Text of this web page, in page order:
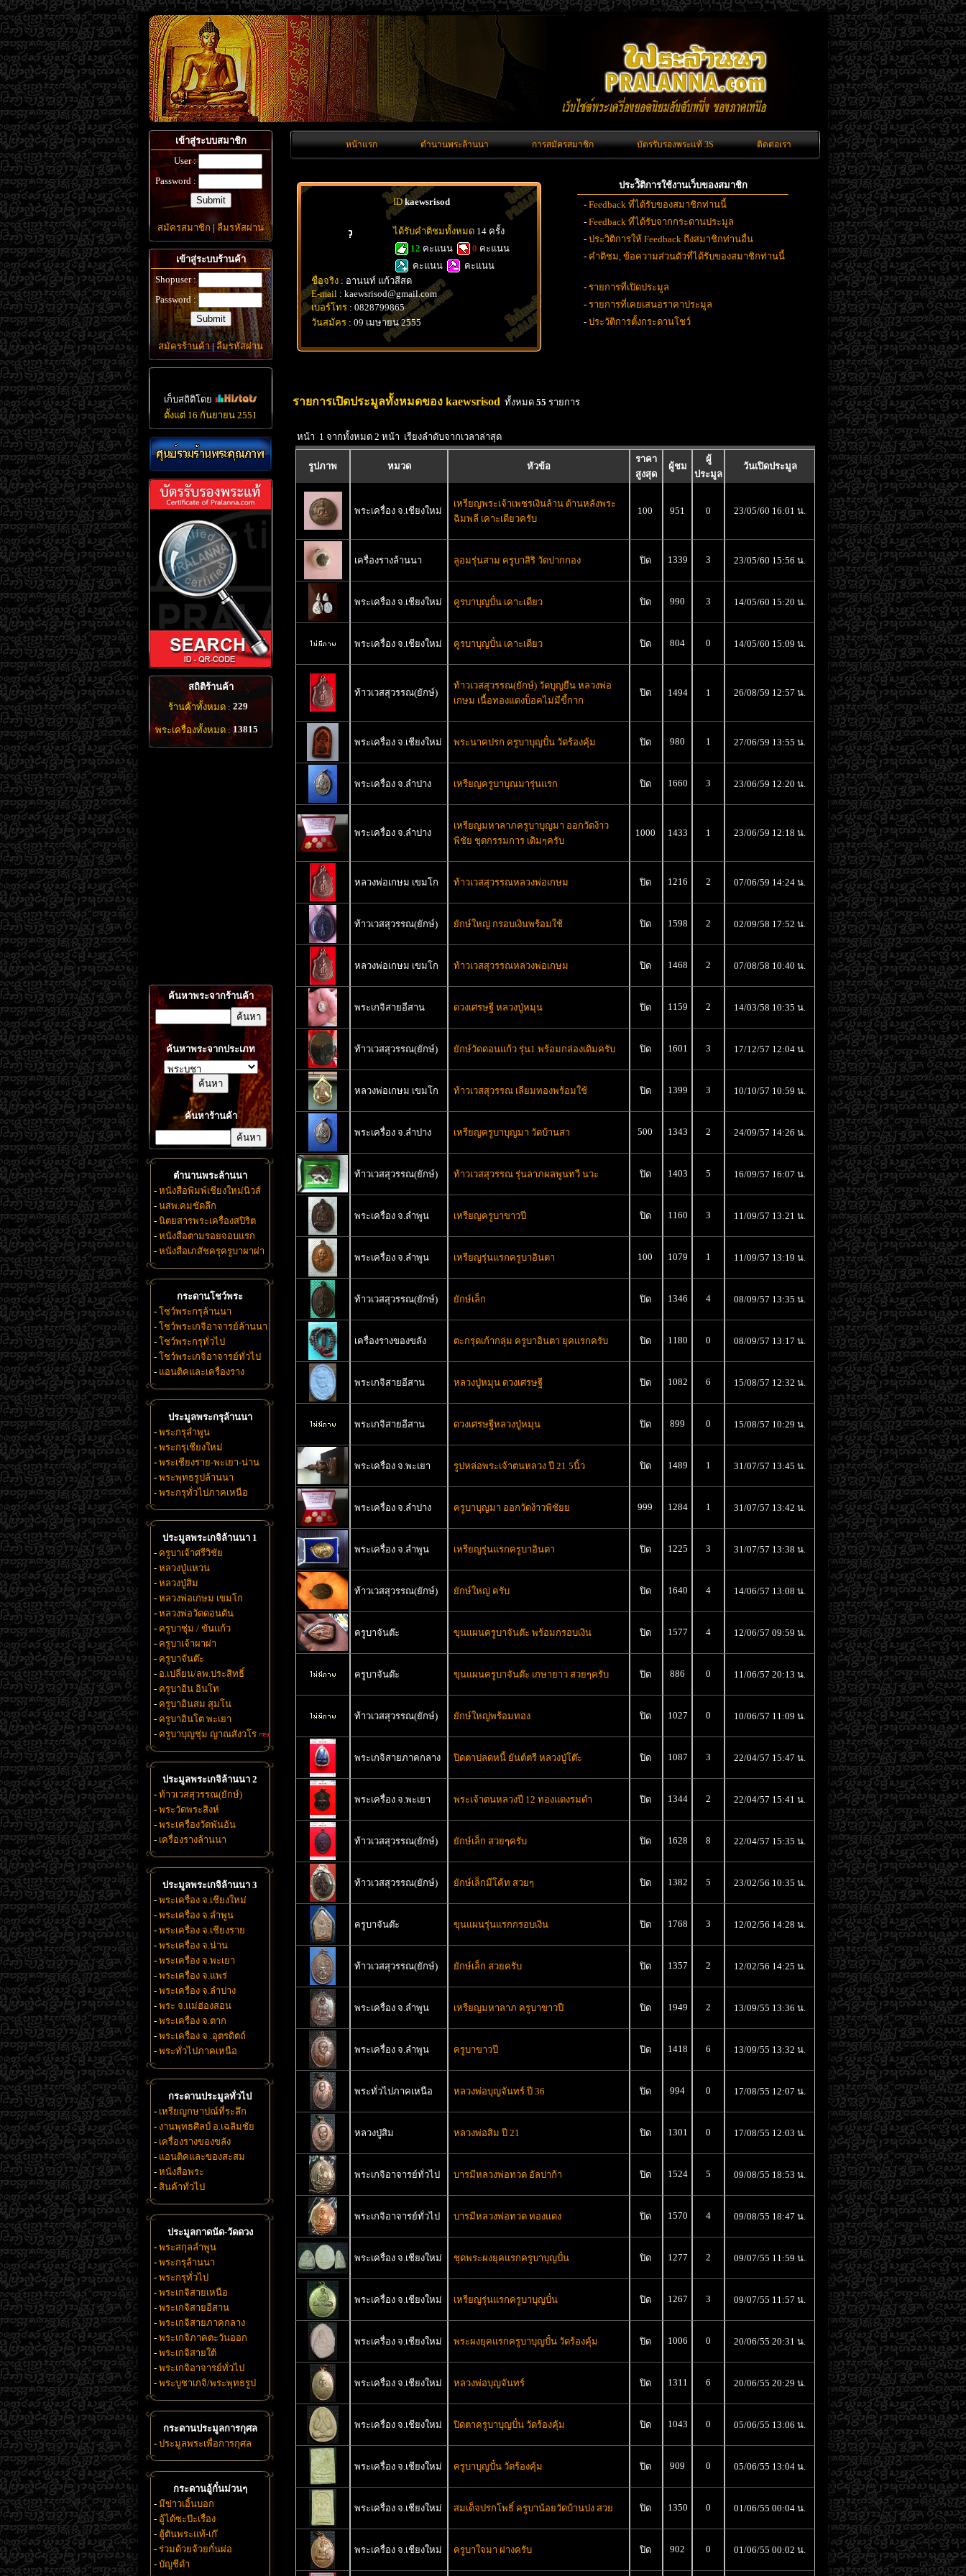
เข้าสู่ระบบสมาชิก
User :
Password :
สมัครสมาชิก|ลืมรหัสผ่าน
เข้าสู่ระบบร้านค้า
Shopuser :
Password :
สมัครร้านค้า|ลืมรหัสผ่าน
เก็บสถิติโดย
ตั้งแต่ 16 กันยายน 2551
สถิติร้านค้า
ร้านค้าทั้งหมด : 229
พระเครื่องทั้งหมด : 13815
ค้นหาพระจากร้านค้า
ค้นหาพระจากประเภท
ค้นหาร้านค้า
ตำนานพระล้านนา
- หนังสือพิมพ์เชียงใหม่นิวส์
- นสพ.คมชัดลึก
- นิตยสารพระเครื่องสปิริต
- หนังสือตามรอยจอบแรก
- หนังสือเภสัชครุครูบาผาผ่า
กระดานโชว์พระ
- โชว์พระกรุล้านนา
- โชว์พระเกจิอาจารย์ล้านนา
- โชว์พระกรุทั่วไป
- โชว์พระเกจิอาจารย์ทั่วไป
- แอนติคและเครื่องราง
ประมูลพระกรุล้านนา
- พระกรุลำพูน
- พระกรุเชียงใหม่
- พระเชียงราย-พะเยา-น่าน
- พระพุทธรูปล้านนา
- พระกรุทั่วไปภาคเหนือ
ประมูลพระเกจิล้านนา 1
- ครูบาเจ้าศรีวิชัย
- หลวงปู่แหวน
- หลวงปู่สิม
- หลวงพ่อเกษม เขมโก
- หลวงพ่อวัดดอนตัน
- ครูบาชุ่ม / ขันแก้ว
- ครูบาเจ้าผาผ่า
- ครูบาจันต๊ะ
- อ.เปลี่ยน/ลพ.ประสิทธิ์
- ครูบาอิน อินโท
- ครูบาอินสม สุมโน
- ครูบาอินโต พะเยา
- ครูบาบุญชุ่ม ญาณสังวโร
ประมูลพระเกจิล้านนา 2
- ท้าวเวสสุวรรณ(ยักษ์)
- พระวัดพระสิงห์
- พระเครื่องวัดพันอ้น
- เครื่องรางล้านนา
ประมูลพระเกจิล้านนา 3
- พระเครื่อง จ.เชียงใหม่
- พระเครื่อง จ.ลำพูน
- พระเครื่อง จ.เชียงราย
- พระเครื่อง จ.น่าน
- พระเครื่อง จ.พะเยา
- พระเครื่อง จ.แพร่
- พระเครื่อง จ.ลำปาง
- พระ จ.แม่ฮ่องสอน
- พระเครื่อง จ.ตาก
- พระเครื่อง จ .อุตรดิตถ์
- พระทั่วไปภาคเหนือ
กระดานประมูลทั่วไป
- เหรียญกษาปณ์ที่ระลึก
- งานพุทธศิลป์ อ.เฉลิมชัย
- เครื่องรางของขลัง
- แอนติคและของสะสม
- หนังสือพระ
- สินค้าทั่วไป
ประมูลกาดนัด-วัดดวง
- พระสกุลลำพูน
- พระกรุล้านนา
- พระกรุทั่วไป
- พระเกจิสายเหนือ
- พระเกจิสายอีสาน
- พระเกจิสายภาคกลาง
- พระเกจิภาคตะวันออก
- พระเกจิสายใต้
- พระเกจิอาจารย์ทั่วไป
- พระบูชาเกจิ/พระพุทธรูป
กระดานประมูลการกุศล
- ประมูลพระเพื่อการกุศล
กระดานอู้กั๋นม่วนๆ
- มีข่าวเอิ้นบอก
- อู้ได้ซะป๊ะเรื่อง
- ฮู้ตันพระแท้-เก๊
- ร่วมด้วยจ้วยกั๋นผ่อ
- บัญชีดำ
หน้าแรก ตำนานพระล้านนา การสมัครสมาชิก บัตรรับรองพระแท้ 3S ติดต่อเรา
ID kaewsrisod
ได้รับคำติชมทั้งหมด 14 ครั้ง
12 คะแนน 0 คะแนน
คะแนน
คะแนน
ชื่อจริง : อานนท์ แก้วสีสด
E-mail : kaewsrisod@gmail.com
เบอร์โทร : 0828799865
วันสมัคร : 09 เมษายน 2555
ประวัิติการใช้งานเว็บของสมาชิก
- Feedback ที่ได้รับของสมาชิกท่านนี้
- Feedback ที่ได้รับจากกระดานประมูล
- ประวิติการให้ Feedback ถึงสมาชิกท่านอื่น
- คำติชม, ข้อความส่วนตัวที่ได้รับของสมาชิกท่านนี้
- รายการที่เปิดประมูล
- รายการที่เคยเสนอราคาประมูล
- ประวัติการตั้งกระดานโชว์
รายการเปิดประมูลทั้งหมดของ kaewsrisod ทั้งหมด 55 รายการ
หน้า 1 จากทั้งหมด 2 หน้า เรียงลำดับจากเวลาล่าสุด
รูปภาพ หมวด หัวข้อ
ราคา
สูงสุด
ผู้ชม
ผู้
ประมูล
วันเปิดประมูล
พระเครื่อง จ.เชียงใหม่
เหรียญพระเจ้าเพชรเงินล้าน ด้านหลังพระ
ฉิมพลี เคาะเดียวครับ
100 951 0 23/05/60 16:01 น.
เครื่องรางล้านนา ลูอมรุ่นสาม ครูบาสิริ วัดปากกอง ปิด 1339 3 23/05/60 15:56 น.
พระเครื่อง จ.เชียงใหม่ คูรบาบุญปั๋น เคาะเดียว ปิด 990 3 14/05/60 15:20 น.
พระเครื่อง จ.เชียงใหม่ คูรบาบุญปั๋น เคาะเดียว ปิด 804 0 14/05/60 15:09 น.
ท้าวเวสสุวรรณ(ยักษ์)
ท้าวเวสสุวรรณ(ยักษ์) วัดบุญยืน หลวงพ่อ
เกษม เนื้อทองแดงบ็อคไม่มีขี้กาก
ปิด 1494 1 26/08/59 12:57 น.
พระเครื่อง จ.เชียงใหม่ พระนาคปรก ครูบาบุญปั๋น วัดร้องคุ้ม ปิด 980 1 27/06/59 13:55 น.
พระเครื่อง จ.ลำปาง เหรียญครูบาบุณมารุ่นแรก ปิด 1660 3 23/06/59 12:20 น.
พระเครื่อง จ.ลำปาง
เหรียญมหาลาภครูบาบุญมา ออกวัดง้าว
พิชัย ชุดกรรมการ เดิมๆครับ
1000 1433 1 23/06/59 12:18 น.
หลวงพ่อเกษม เขมโก ท้าวเวสสุวรรณหลวงพ่อเกษม ปิด 1216 2 07/06/59 14:24 น.
ท้าวเวสสุวรรณ(ยักษ์) ยักษ์ใหญ่ กรอบเงินพร้อมใช้ ปิด 1598 2 02/09/58 17:52 น.
หลวงพ่อเกษม เขมโก ท้าวเวสสุวรรณหลวงพ่อเกษม ปิด 1468 2 07/08/58 10:40 น.
พระเกจิสายอีสาน ดวงเศรษฐี หลวงปู่หมุน ปิด 1159 2 14/03/58 10:35 น.
ท้าวเวสสุวรรณ(ยักษ์) ยักษ์วัดดอนแก้ว รุ่น1 พร้อมกล่องเดิมครับ ปิด 1601 3 17/12/57 12:04 น.
หลวงพ่อเกษม เขมโก ท้าวเวสสุวรรณ เลียมทองพร้อมใช้ ปิด 1399 3 10/10/57 10:59 น.
พระเครื่อง จ.ลำปาง เหรียญครูบาบุญมา วัดบ้านสา 500 1343 2 24/09/57 14:26 น.
ท้าวเวสสุวรรณ(ยักษ์) ท้าวเวสสุวรรณ รุ่นลาภผลพูนทวี นวะ ปิด 1403 5 16/09/57 16:07 น.
พระเครื่อง จ.ลำพูน เหรียญครูบาขาวปี ปิด 1160 3 11/09/57 13:21 น.
พระเครื่อง จ.ลำพูน เหรียญรุ่นแรกครูบาอินตา 100 1079 1 11/09/57 13:19 น.
ท้าวเวสสุวรรณ(ยักษ์) ยักษ์เล็ก ปิด 1346 4 08/09/57 13:35 น.
เครื่องรางของขลัง ตะกรุดเก้ากลุ่ม ครูบาอินตา ยุคแรกครับ ปิด 1180 0 08/09/57 13:17 น.
พระเกจิสายอีสาน หลวงปู่หมุน ดวงเศรษฐี ปิด 1082 6 15/08/57 12:32 น.
พระเกจิสายอีสาน ดวงเศรษฐีหลวงปู่หมุน ปิด 899 0 15/08/57 10:29 น.
พระเครื่อง จ.พะเยา รูปหล่อพระเจ้าตนหลวง ปี 21 5นิ้ว ปิด 1489 1 31/07/57 13:45 น.
พระเครื่อง จ.ลำปาง ครูบาบุญมา ออกวัดง้าวพิชัยย 999 1284 1 31/07/57 13:42 น.
พระเครื่อง จ.ลำพูน เหรียญรุ่นแรกครูบาอินตา ปิด 1225 3 31/07/57 13:38 น.
ท้าวเวสสุวรรณ(ยักษ์) ยักษ์ใหญ่ ครับ ปิด 1640 4 14/06/57 13:08 น.
ครูบาจันต๊ะ ขุนแผนครูบาจันต๊ะ พร้อมกรอบเงิน ปิด 1577 4 12/06/57 09:59 น.
ครูบาจันต๊ะ ขุนแผนครูบาจันต๊ะ เกษายาว สวยๆครับ ปิด 886 0 11/06/57 20:13 น.
ท้าวเวสสุวรรณ(ยักษ์) ยักษ์ใหญ่พร้อมทอง ปิด 1027 0 10/06/57 11:09 น.
พระเกจิสายภาคกลาง ปิดตาปลดหนี้ ยันต์ตรี หลวงปู่โต๊ะ ปิด 1087 3 22/04/57 15:47 น.
พระเครื่อง จ.พะเยา พระเจ้าตนหลวงปี 12 ทองแดงรมดำ ปิด 1344 2 22/04/57 15:41 น.
ท้าวเวสสุวรรณ(ยักษ์) ยักษ์เล็ก สวยๆครับ ปิด 1628 8 22/04/57 15:35 น.
ท้าวเวสสุวรรณ(ยักษ์) ยักษ์เล็กมีโค้ท สวยๆ ปิด 1382 5 23/02/56 10:35 น.
ครูบาจันต๊ะ ขุนแผนรุ่นแรกกรอบเงิน ปิด 1768 3 12/02/56 14:28 น.
ท้าวเวสสุวรรณ(ยักษ์) ยักษ์เล็ก สวยครับ ปิด 1357 2 12/02/56 14:25 น.
พระเครื่อง จ.ลำพูน เหรียญมหาลาภ ครูบาขาวปี ปิด 1949 2 13/09/55 13:36 น.
พระเครื่อง จ.ลำพูน ครูบาขาวปี ปิด 1418 6 13/09/55 13:32 น.
พระทั่วไปภาคเหนือ หลวงพ่อบุญจันทร์ ปี 36 ปิด 994 0 17/08/55 12:07 น.
หลวงปู่สิม หลวงพ่อสิม ปี 21 ปิด 1301 0 17/08/55 12:03 น.
พระเกจิอาจารย์ทั่วไป บารมีหลวงพ่อทวด อัลปาก้า ปิด 1524 5 09/08/55 18:53 น.
พระเกจิอาจารย์ทั่วไป บารมีหลวงพ่อทวด ทองแดง ปิด 1570 4 09/08/55 18:47 น.
พระเครื่อง จ.เชียงใหม่ ชุดพระผงยุคแรกครูบาบุญปั๋น ปิด 1277 2 09/07/55 11:59 น.
พระเครื่อง จ.เชียงใหม่ เหรียญรุ่นแรกครูบาบุญปั๋น ปิด 1267 3 09/07/55 11:57 น.
พระเครื่อง จ.เชียงใหม่ พระผงยุคแรกครูบาบุญปั๋น วัดร้องคุ้ม ปิด 1006 0 20/06/55 20:31 น.
พระเครื่อง จ.เชียงใหม่ หลวงพ่อบุญจันทร์ ปิด 1311 6 20/06/55 20:29 น.
พระเครื่อง จ.เชียงใหม่ ปิดตาครูบาบุญปั๋น วัดร้องคุ้ม ปิด 1043 0 05/06/55 13:06 น.
พระเครื่อง จ.เชียงใหม่ ครูบาบุญปั๋น วัดร้องคุ้ม ปิด 909 0 05/06/55 13:04 น.
พระเครื่อง จ.เชียงใหม่ สมเด็จปรกโพธิ์ ครูบาน้อยวัดบ้านปง สวย ปิด 1350 0 01/06/55 00:04 น.
พระเครื่อง จ.เชียงใหม่ ครูบาใจมา ฝางครับ ปิด 902 0 01/06/55 00:02 น.